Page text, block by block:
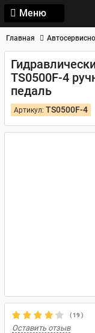
Меню
Главная
TS0500F-4
педаль
Артикул: TS0500F-4
(19 )
Оставить отзыв